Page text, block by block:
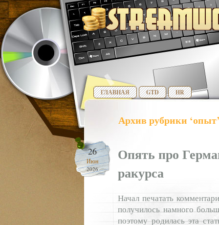
ГЛАВНАЯ GTD HR
Архив рубрики
26
Июн
2026
Опять про
ракурса
Начал печатать
получилось намного
поэтому родилась эта